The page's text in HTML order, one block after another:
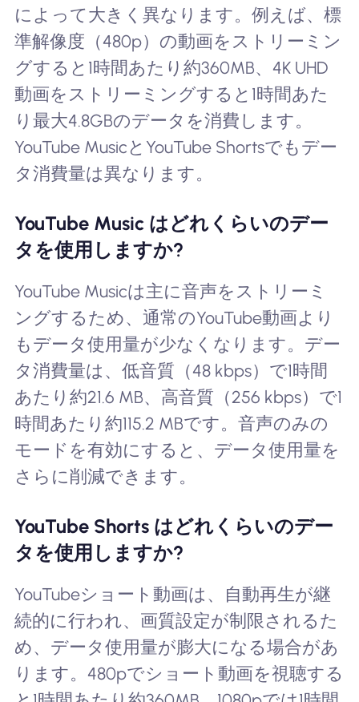
によって大きく異なります。例えば、標
準解像度（480p）の動画をストリーミン
グすると1時間あたり約360MB、4K UHD
動画をストリーミングすると1時間あた
り最大4.8GBのデータを消費します。
YouTube MusicとYouTube Shortsでもデー
タ消費量は異なります。
YouTube Music はどれくらいのデー
タを使用しますか?
YouTube Musicは主に音声をストリーミ
ングするため、通常のYouTube動画より
もデータ使用量が少なくなります。デー
タ消費量は、低音質（48 kbps）で1時間
あたり約21.6 MB、高音質（256 kbps）で1
時間あたり約115.2 MBです。音声のみの
モードを有効にすると、データ使用量を
さらに削減できます。
YouTube Shorts はどれくらいのデー
タを使用しますか?
YouTubeショート動画は、自動再生が継
続的に行われ、画質設定が制限されるた
め、データ使用量が膨大になる場合があ
ります。480pでショート動画を視聴する